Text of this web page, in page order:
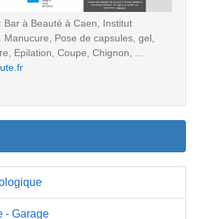
Bar à Beauté à Caen, Institut
Manucure, Pose de capsules, gel,
Epilation, Coupe, Chignon, ...
- Garage